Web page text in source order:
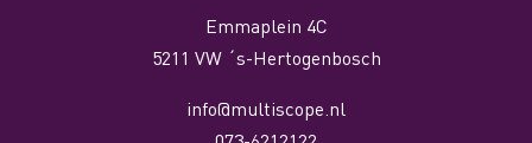
Emmaplein 4C
5211 VW ´s-Hertogenbosch
info@multiscope.nl